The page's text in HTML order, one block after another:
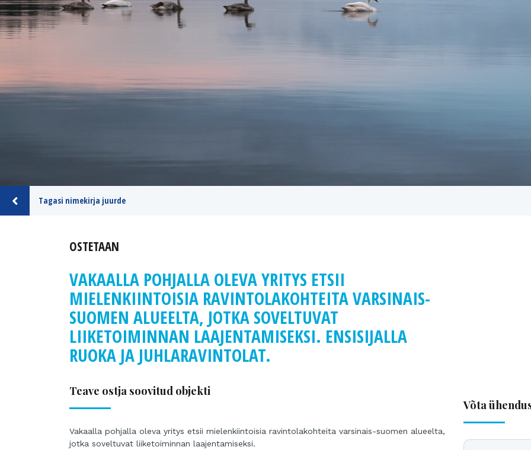
Tagasi nimekirja juurde
OSTETAAN
VAKAALLA POHJALLA OLEVA YRITYS ETSII
MIELENKIINTOISIA RAVINTOLAKOHTEITA VARSINAIS-
SUOMEN ALUEELTA, JOTKA SOVELTUVAT
LIIKETOIMINNAN LAAJENTAMISEKSI. ENSISIJALLA
RUOKA JA JUHLARAVINTOLAT.
Teave ostja soovitud objekti
Vakaalla pohjalla oleva yritys etsii mielenkiintoisia ravintolakohteita varsinais-suomen alueelta,
jotka soveltuvat liiketoiminnan laajentamiseksi.
Võta